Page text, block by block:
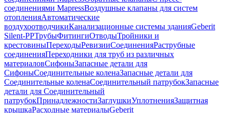
соединениями MapressВоздушные клапаны для систем
отопленияАвтоматические
воздухоотводчикиКанализационные системы зданияGeberit
Silent-PPТрубыФитингиОтводыТройники и
крестовиныПереходыРевизииСоединенияРаструбные
соединенияПереходники для труб из различных
материаловСифоныЗапасные детали для
СифоныСоединительные коленаЗапасные детали для
Соединительные коленаСоединительный патрубокЗапасные
детали для Соединительный
патрубокПринадлежностиЗаглушкиУплотненияЗащитная
крышкаРасходные материалыGeberit